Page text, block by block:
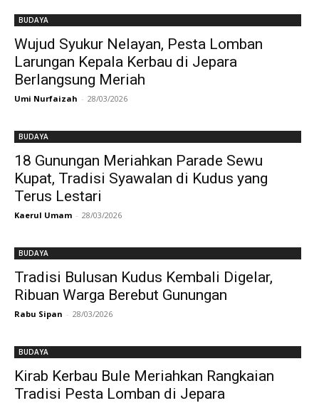
BUDAYA
Wujud Syukur Nelayan, Pesta Lomban
Larungan Kepala Kerbau di Jepara
Berlangsung Meriah
Umi Nurfaizah - 28/03/2026
BUDAYA
18 Gunungan Meriahkan Parade Sewu
Kupat, Tradisi Syawalan di Kudus yang
Terus Lestari
Kaerul Umam - 28/03/2026
BUDAYA
Tradisi Bulusan Kudus Kembali Digelar,
Ribuan Warga Berebut Gunungan
Rabu Sipan - 28/03/2026
BUDAYA
Kirab Kerbau Bule Meriahkan Rangkaian
Tradisi Pesta Lomban di Jepara